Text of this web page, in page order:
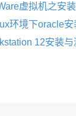
虚拟机之安
环境下oracle安
12安装